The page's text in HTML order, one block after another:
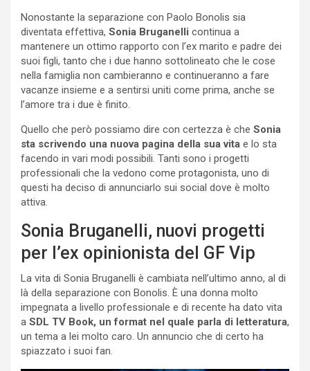
Nonostante la separazione con Paolo Bonolis sia
diventata effettiva, Sonia Bruganelli continua a
mantenere un ottimo rapporto con l’ex marito e padre dei
suoi figli, tanto che i due hanno sottolineato che le cose
nella famiglia non cambieranno e continueranno a fare
vacanze insieme e a sentirsi uniti come prima, anche se
l’amore tra i due è finito.
Quello che però possiamo dire con certezza è che Sonia
sta scrivendo una nuova pagina della sua vita e lo sta
facendo in vari modi possibili. Tanti sono i progetti
professionali che la vedono come protagonista, uno di
questi ha deciso di annunciarlo sui social dove è molto
attiva.
Sonia Bruganelli, nuovi progetti
per l’ex opinionista del GF Vip
La vita di Sonia Bruganelli è cambiata nell’ultimo anno, al di
là della separazione con Bonolis. È una donna molto
impegnata a livello professionale e di recente ha dato vita
a SDL TV Book, un format nel quale parla di letteratura,
un tema a lei molto caro. Un annuncio che di certo ha
spiazzato i suoi fan.